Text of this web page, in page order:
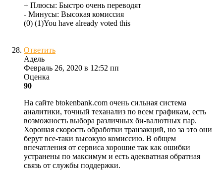
+ Плюсы: Быстро очень переводят
- Минусы: Высокая комиссия
(0) (1)You have already voted this
Ответить
Адель
Февраль 26, 2020 в 12:52 пп
Оценка
90
На сайте btokenbank.com очень сильная система
аналитики, точный теханализ по всем графикам, есть
возможность выбора различных би-валютных пар.
Хорошая скорость обработки транзакций, но за это они
берут все-таки высокую комиссию. В общем
впечатления от сервиса хорошие так как ошибки
устранены по максимум и есть адекватная обратная
связь от службы поддержки.